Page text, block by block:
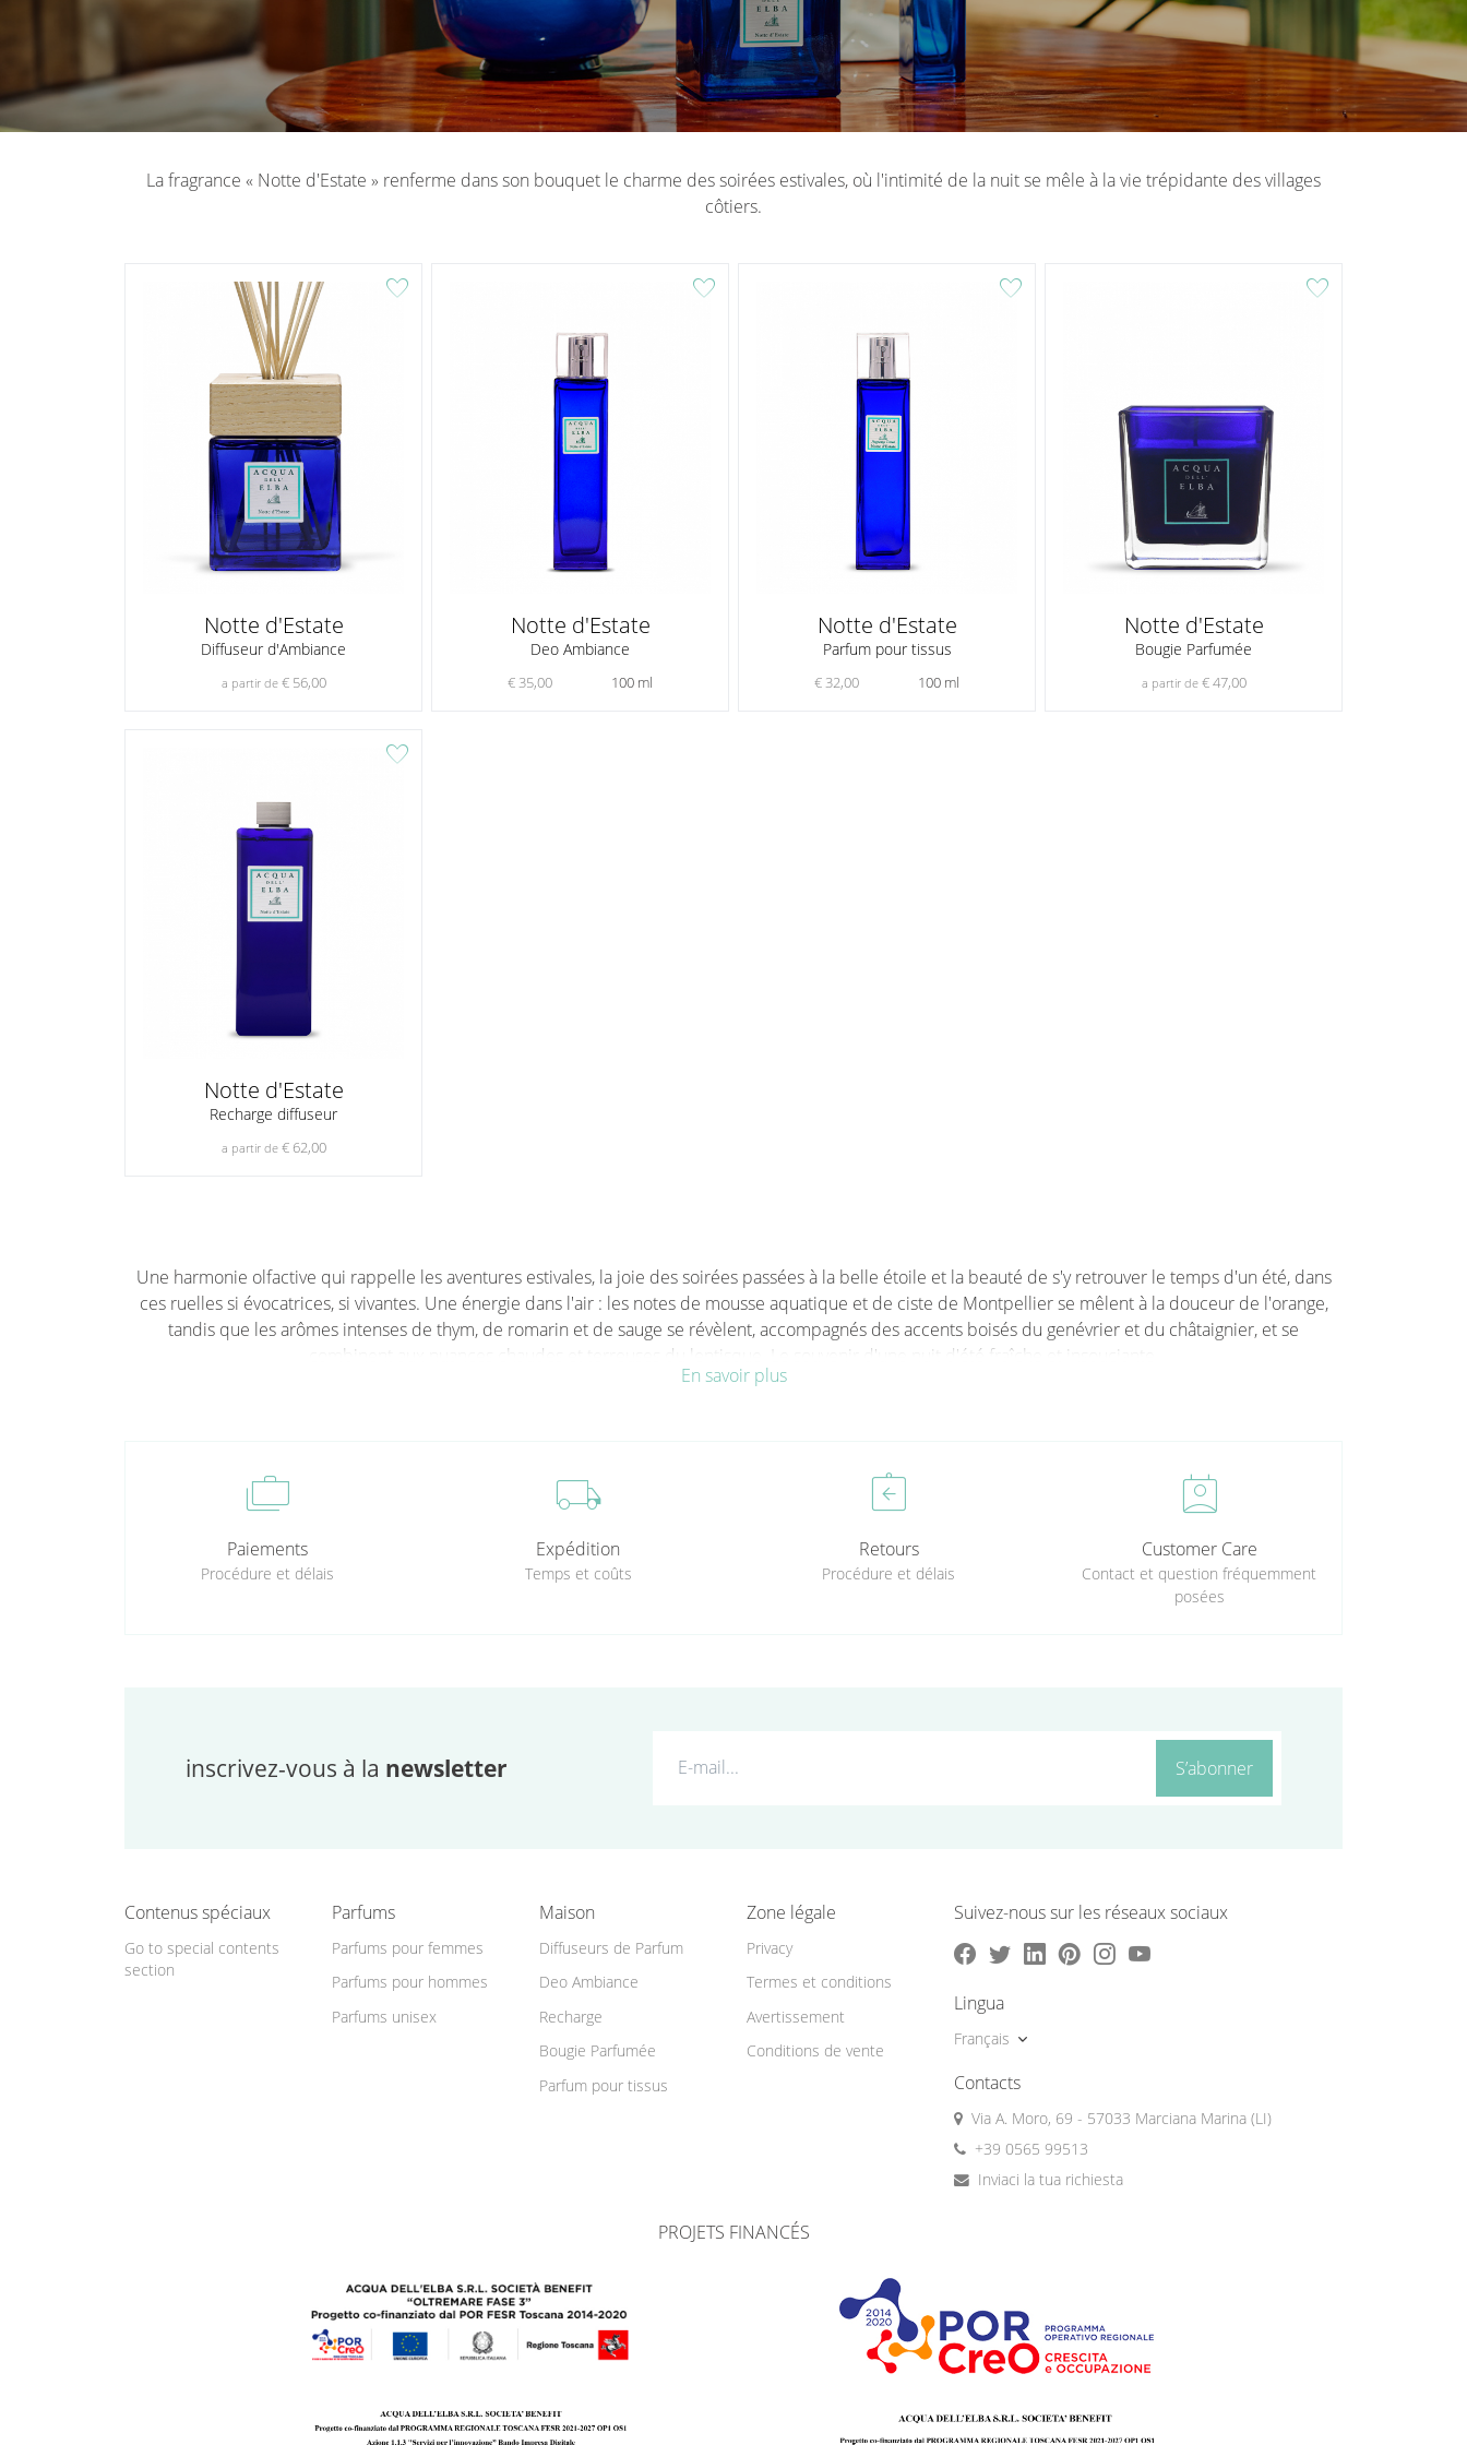
La fragrance « Notte d'Estate » renferme dans son bouquet le charme des soirées estivales, où l'intimité de la nuit se mêle à la vie trépidante des villages
côtiers.
favorite
Notte d'Estate
Diffuseur d'Ambiance
a partir de€ 56,00
favorite
Notte d'Estate
Deo Ambiance
€ 35,00 100 ml
favorite
Notte d'Estate
Parfum pour tissus
€ 32,00 100 ml
favorite
Notte d'Estate
Bougie Parfumée
a partir de€ 47,00
favorite
Notte d'Estate
Recharge diffuseur
a partir de€ 62,00
Une harmonie olfactive qui rappelle les aventures estivales, la joie des soirées passées à la belle étoile et la beauté de s'y retrouver le temps d'un été, dans
ces ruelles si évocatrices, si vivantes. Une énergie dans l'air : les notes de mousse aquatique et de ciste de Montpellier se mêlent à la douceur de l'orange,
tandis que les arômes intenses de thym, de romarin et de sauge se révèlent, accompagnés des accents boisés du genévrier et du châtaignier, et se
combinent aux nuances chaudes et terreuses du lentisque. Le souvenir d'une nuit d'été fraîche et insouciante.
En savoir plus
cases
Paiements
Procédure et délais
local_shipping
Expédition
Temps et coûts
assignment_return
Retours
Procédure et délais
perm_contact_calendar
Customer Care
Contact et question fréquemment
posées
inscrivez-vous à la newsletter S’abonner
Contenus spéciaux
Go to special contents
section
Parfums
Parfums pour femmes
Parfums pour hommes
Parfums unisex
Maison
Diffuseurs de Parfum
Deo Ambiance
Recharge
Bougie Parfumée
Parfum pour tissus
Zone légale
Privacy
Termes et conditions
Avertissement
Conditions de vente
Suivez-nous sur les réseaux sociaux
Lingua
Français
Contacts
Via A. Moro, 69 - 57033 Marciana Marina (LI)
+39 0565 99513
Inviaci la tua richiesta
PROJETS FINANCÉS